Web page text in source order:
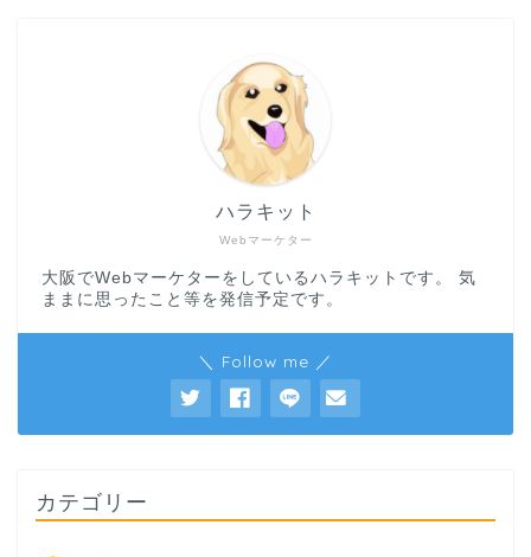
Webマーケター
ハラキット
大阪でWebマーケターをしているハラキットです。 気
ままに思ったこと等を発信予定です。
＼ Follow me ／
カテゴリー